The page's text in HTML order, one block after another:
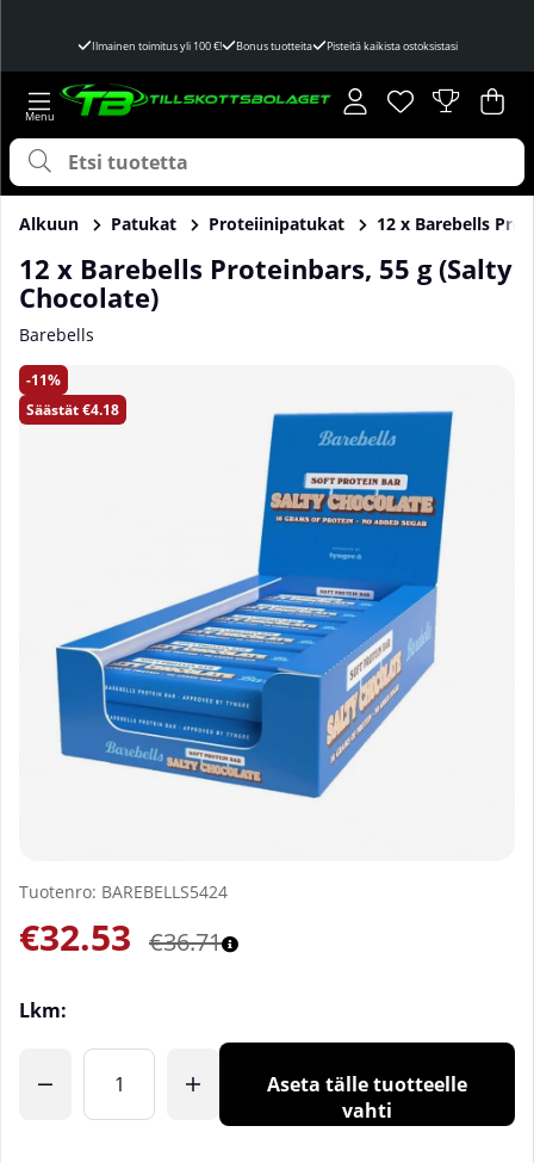
Ilmainen toimitus yli 100 €! Bonus tuotteita Pisteitä kaikista ostoksistasi
Toivelista
Lukumäärä
. .
Alkuun Patukat Proteiinipatukat 12 x Barebells
12 x Barebells Proteinbars, 55 g (Salty
Chocolate)
Barebells
11
Säästät€4.18
Tuotekuvat 12 x Barebells Proteinbars, 55 g (Salty
Tuotenro: BAREBELLS5424
€36.71
€32.53
Lkm:
Aseta tälle tuotteelle
vahti